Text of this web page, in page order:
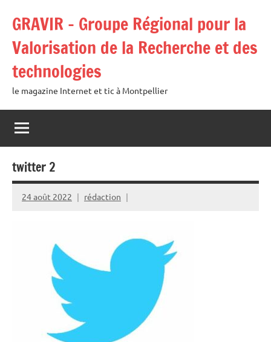
contenu
GRAVIR – Groupe Régional pour la
Valorisation de la Recherche et des
technologies
le magazine Internet et tic à Montpellier
twitter 2
24 août 2022 rédaction